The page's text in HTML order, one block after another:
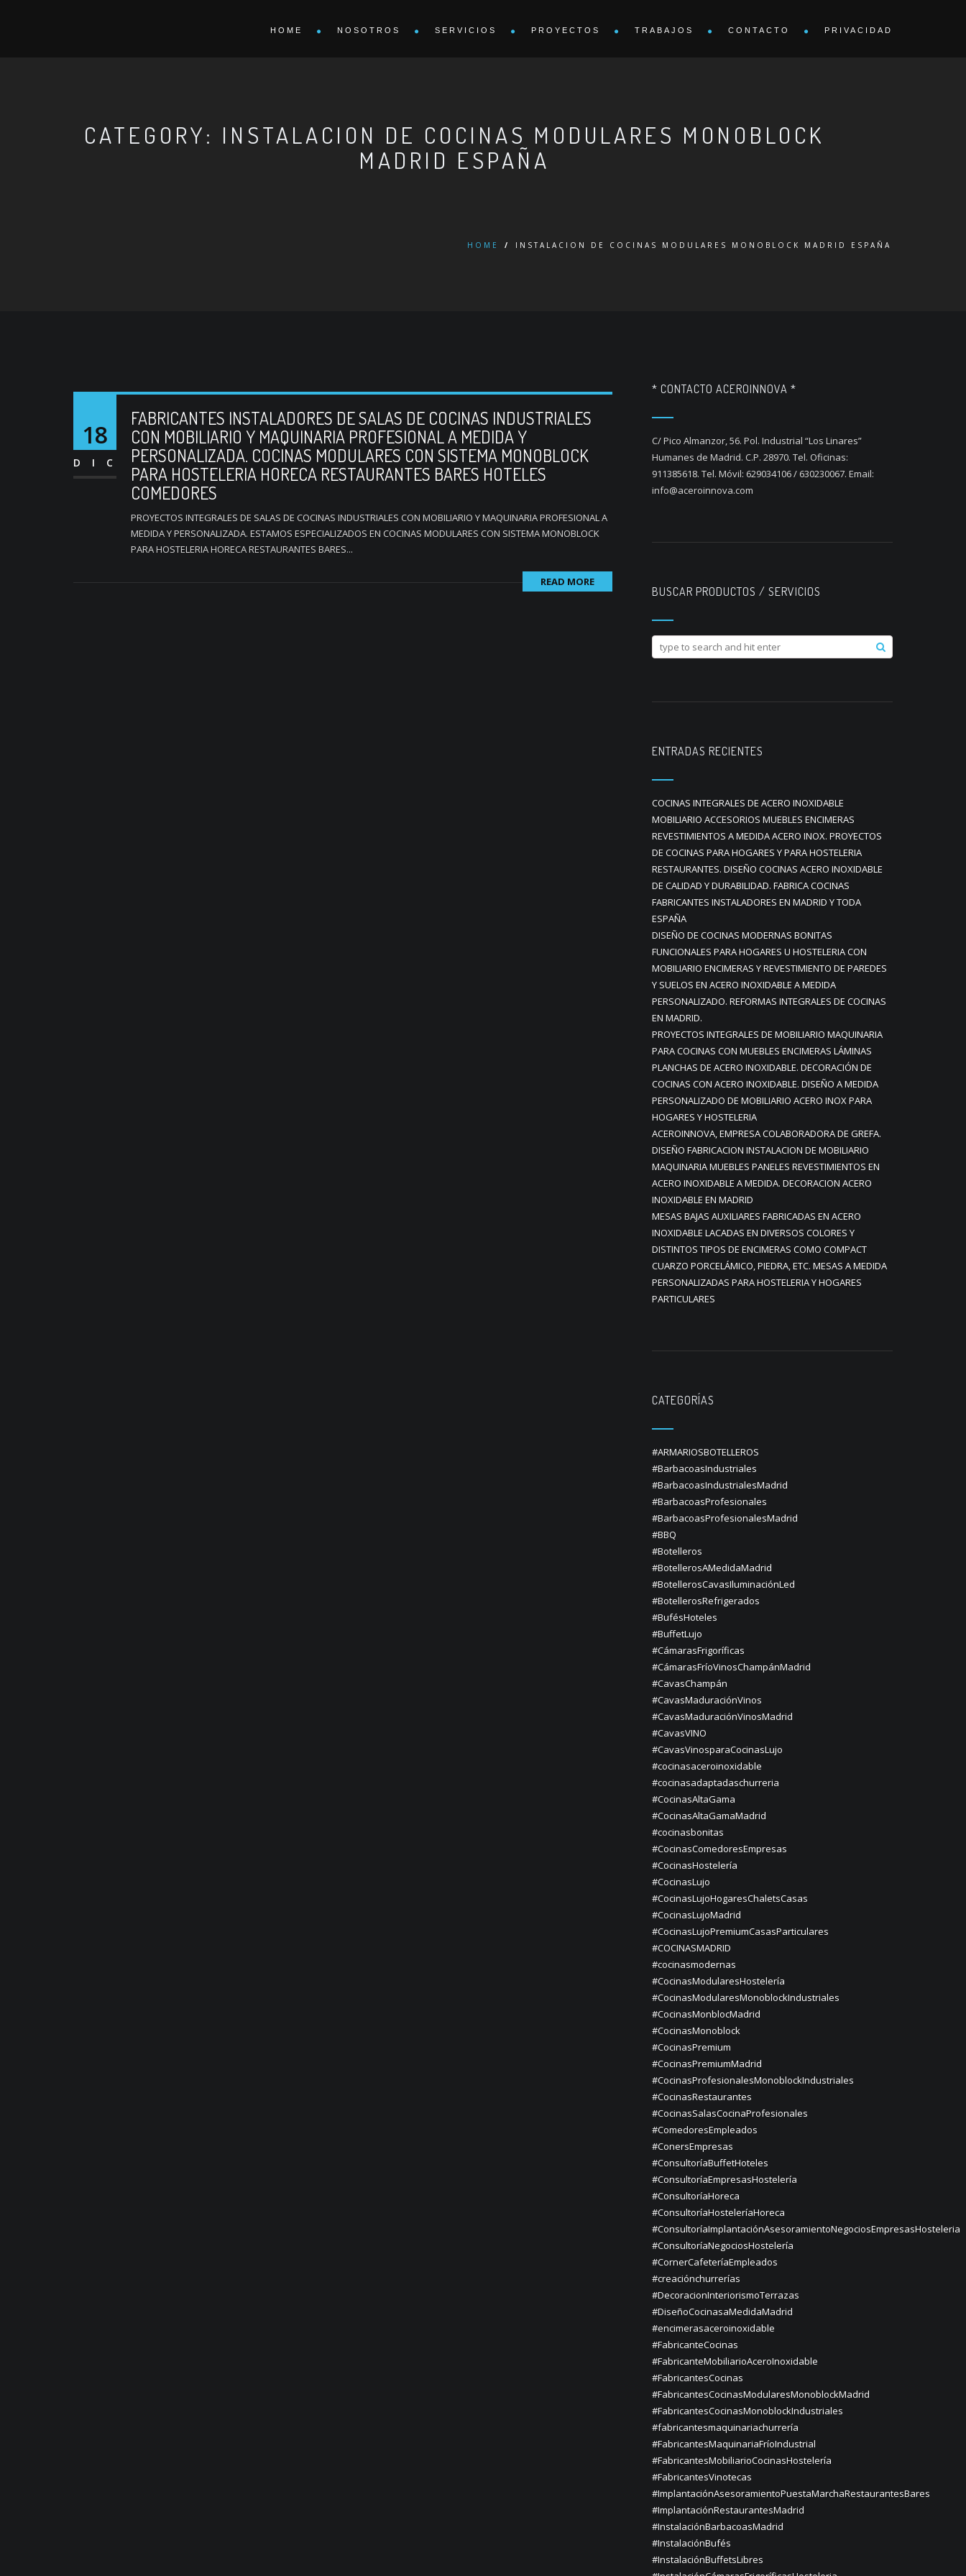
HOME NOSOTROS SERVICIOS PROYECTOS TRABAJOS CONTACTO PRIVACIDAD
CATEGORY: INSTALACION DE COCINAS MODULARES MONOBLOCK
MADRID ESPAÑA
HOME / INSTALACION DE COCINAS MODULARES MONOBLOCK MADRID ESPAÑA
18
DIC
FABRICANTES INSTALADORES DE SALAS DE COCINAS INDUSTRIALES
CON MOBILIARIO Y MAQUINARIA PROFESIONAL A MEDIDA Y
PERSONALIZADA. COCINAS MODULARES CON SISTEMA MONOBLOCK
PARA HOSTELERIA HORECA RESTAURANTES BARES HOTELES
COMEDORES
PROYECTOS INTEGRALES DE SALAS DE COCINAS INDUSTRIALES CON MOBILIARIO Y MAQUINARIA PROFESIONAL A
MEDIDA Y PERSONALIZADA. ESTAMOS ESPECIALIZADOS EN COCINAS MODULARES CON SISTEMA MONOBLOCK
PARA HOSTELERIA HORECA RESTAURANTES BARES...
READ MORE
* CONTACTO ACEROINNOVA *
C/ Pico Almanzor, 56. Pol. Industrial “Los Linares”
Humanes de Madrid. C.P. 28970. Tel. Oficinas:
911385618. Tel. Móvil: 629034106 / 630230067. Email:
info@aceroinnova.com
BUSCAR PRODUCTOS / SERVICIOS
ENTRADAS RECIENTES
COCINAS INTEGRALES DE ACERO INOXIDABLE
MOBILIARIO ACCESORIOS MUEBLES ENCIMERAS
REVESTIMIENTOS A MEDIDA ACERO INOX. PROYECTOS
DE COCINAS PARA HOGARES Y PARA HOSTELERIA
RESTAURANTES. DISEÑO COCINAS ACERO INOXIDABLE
DE CALIDAD Y DURABILIDAD. FABRICA COCINAS
FABRICANTES INSTALADORES EN MADRID Y TODA
ESPAÑA
DISEÑO DE COCINAS MODERNAS BONITAS
FUNCIONALES PARA HOGARES U HOSTELERIA CON
MOBILIARIO ENCIMERAS Y REVESTIMIENTO DE PAREDES
Y SUELOS EN ACERO INOXIDABLE A MEDIDA
PERSONALIZADO. REFORMAS INTEGRALES DE COCINAS
EN MADRID.
PROYECTOS INTEGRALES DE MOBILIARIO MAQUINARIA
PARA COCINAS CON MUEBLES ENCIMERAS LÁMINAS
PLANCHAS DE ACERO INOXIDABLE. DECORACIÓN DE
COCINAS CON ACERO INOXIDABLE. DISEÑO A MEDIDA
PERSONALIZADO DE MOBILIARIO ACERO INOX PARA
HOGARES Y HOSTELERIA
ACEROINNOVA, EMPRESA COLABORADORA DE GREFA.
DISEÑO FABRICACION INSTALACION DE MOBILIARIO
MAQUINARIA MUEBLES PANELES REVESTIMIENTOS EN
ACERO INOXIDABLE A MEDIDA. DECORACION ACERO
INOXIDABLE EN MADRID
MESAS BAJAS AUXILIARES FABRICADAS EN ACERO
INOXIDABLE LACADAS EN DIVERSOS COLORES Y
DISTINTOS TIPOS DE ENCIMERAS COMO COMPACT
CUARZO PORCELÁMICO, PIEDRA, ETC. MESAS A MEDIDA
PERSONALIZADAS PARA HOSTELERIA Y HOGARES
PARTICULARES
CATEGORÍAS
#ARMARIOSBOTELLEROS
#BarbacoasIndustriales
#BarbacoasIndustrialesMadrid
#BarbacoasProfesionales
#BarbacoasProfesionalesMadrid
#BBQ
#Botelleros
#BotellerosAMedidaMadrid
#BotellerosCavasIluminaciónLed
#BotellerosRefrigerados
#BufésHoteles
#BuffetLujo
#CámarasFrigoríficas
#CámarasFríoVinosChampánMadrid
#CavasChampán
#CavasMaduraciónVinos
#CavasMaduraciónVinosMadrid
#CavasVINO
#CavasVinosparaCocinasLujo
#cocinasaceroinoxidable
#cocinasadaptadaschurreria
#CocinasAltaGama
#CocinasAltaGamaMadrid
#cocinasbonitas
#CocinasComedoresEmpresas
#CocinasHostelería
#CocinasLujo
#CocinasLujoHogaresChaletsCasas
#CocinasLujoMadrid
#CocinasLujoPremiumCasasParticulares
#COCINASMADRID
#cocinasmodernas
#CocinasModularesHostelería
#CocinasModularesMonoblockIndustriales
#CocinasMonblocMadrid
#CocinasMonoblock
#CocinasPremium
#CocinasPremiumMadrid
#CocinasProfesionalesMonoblockIndustriales
#CocinasRestaurantes
#CocinasSalasCocinaProfesionales
#ComedoresEmpleados
#ConersEmpresas
#ConsultoríaBuffetHoteles
#ConsultoríaEmpresasHostelería
#ConsultoríaHoreca
#ConsultoríaHosteleríaHoreca
#ConsultoríaImplantaciónAsesoramientoNegociosEmpresasHosteleria
#ConsultoríaNegociosHostelería
#CornerCafeteríaEmpleados
#creaciónchurrerías
#DecoracionInteriorismoTerrazas
#DiseñoCocinasaMedidaMadrid
#encimerasaceroinoxidable
#FabricanteCocinas
#FabricanteMobiliarioAceroInoxidable
#FabricantesCocinas
#FabricantesCocinasModularesMonoblockMadrid
#FabricantesCocinasMonoblockIndustriales
#fabricantesmaquinariachurrería
#FabricantesMaquinariaFríoIndustrial
#FabricantesMobiliarioCocinasHostelería
#FabricantesVinotecas
#ImplantaciónAsesoramientoPuestaMarchaRestaurantesBares
#ImplantaciónRestaurantesMadrid
#InstalaciónBarbacoasMadrid
#InstalaciónBufés
#InstalaciónBuffetsLibres